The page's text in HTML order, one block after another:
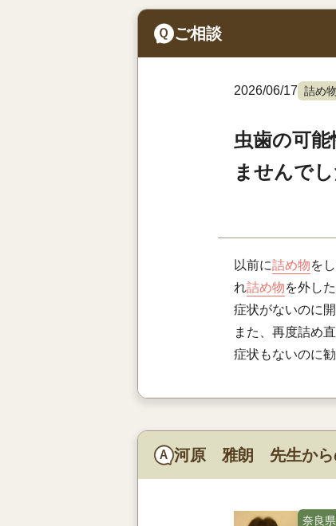
ご相談
2026/06/17 詰め
虫歯の可
ませんでし
以前に詰め物を
れ詰め物を外した
症状がないのに
また、再度詰め
症状もないのに
河原 雅朗 先生から
奈良県